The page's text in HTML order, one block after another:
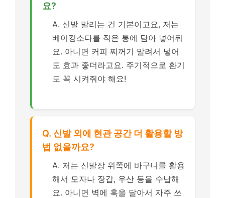
요?
A. 신발 말리는 건 기본이고요, 저는
베이킹소다를 작은 통에 담아 넣어둬
요. 아니면 커피 찌꺼기 말려서 넣어
도 효과 좋더라고요. 주기적으로 환기
도 꼭 시켜줘야 해요!
Q. 신발 외에 현관 공간 더 활용할 방
법 없을까요?
A. 저는 신발장 위쪽에 바구니를 활용
해서 모자나 장갑, 우산 등을 수납해
요. 아니면 벽에 훅을 달아서 자주 쓰